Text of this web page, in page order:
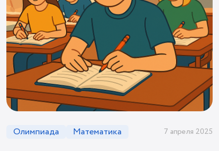
Олимпиада Математика 7 апреля 2025